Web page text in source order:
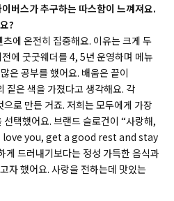
버스가 추구하는 따스함이 느껴져요.
?
에 온전히 집중해요. 이유는 크게 두
에 굿굿웨더를 4, 5년 운영하며 메뉴
은 공부를 했어요. 배움은 끝이
짙은 색을 가졌다고 생각해요. 각
로 만든 거죠. 저희는 모두에게 가장
택했어요. 브랜드 슬로건이 “사랑해,
love you, get a good rest and stay
게 드러내기보다는 정성 가득한 음식과
자 했어요. 사랑을 전하는데 맛있는